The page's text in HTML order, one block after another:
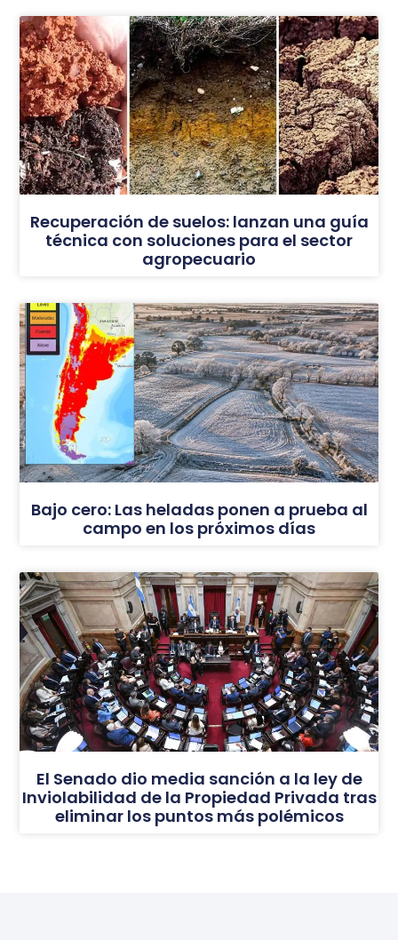
Recuperación de suelos: lanzan una guía
técnica con soluciones para el sector
agropecuario
Bajo cero: Las heladas ponen a prueba al
campo en los próximos días
El Senado dio media sanción a la ley de
Inviolabilidad de la Propiedad Privada tras
eliminar los puntos más polémicos